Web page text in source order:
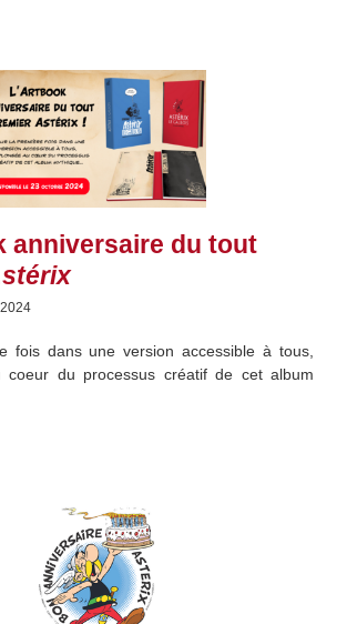
anniversaire du tout
fois dans une version accessible à tous,
coeur du processus créatif de cet album